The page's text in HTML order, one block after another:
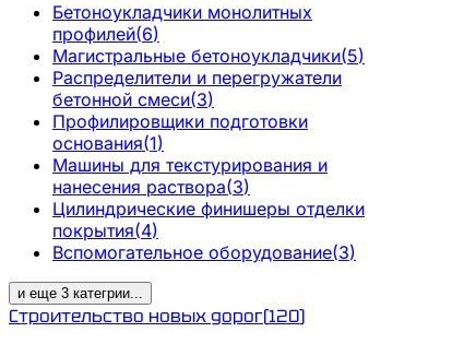
Бетоноукладчики монолитных
профилей(6)
Магистральные бетоноукладчики(5)
Распределители и перегружатели
бетонной смеси(3)
Профилировщики подготовки
основания(1)
Машины для текстурирования и
нанесения раствора(3)
Цилиндрические финишеры отделки
покрытия(4)
Вспомогательное оборудование(3)
и еще 3 категрии...
Строительство новых дорог(120)